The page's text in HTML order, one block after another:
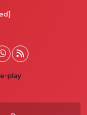
ÇİFTLİĞİ İLE KÖFTECİ
KARŞISI,SAAT KULESİNİN